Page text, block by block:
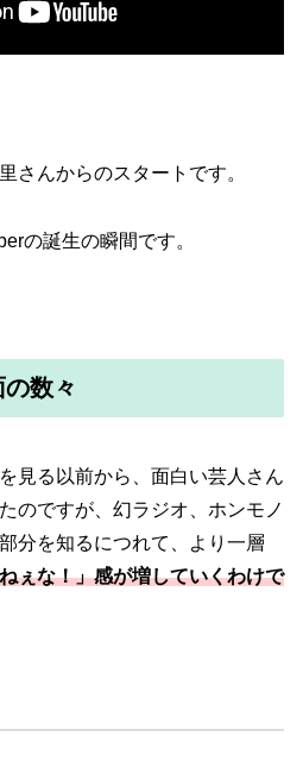
さんからのスタートです。
の誕生の瞬間です。
数々
見る以前から、面白い芸人さん
のですが、幻ラジオ、ホンモノ
分を知るにつれて、より一層
ぇな！」感が増していくわけで